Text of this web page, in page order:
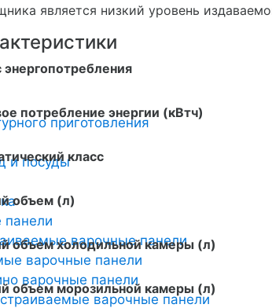
приготовления
и посуды
панели
варочные панели
варочные панели
варочные панели
варочные панели
является низкий уровень
энергопотребления
потребление энергии (кВтч)
класс
объем (л)
объем холодильной камеры (л)
объем морозильной камеры (л)